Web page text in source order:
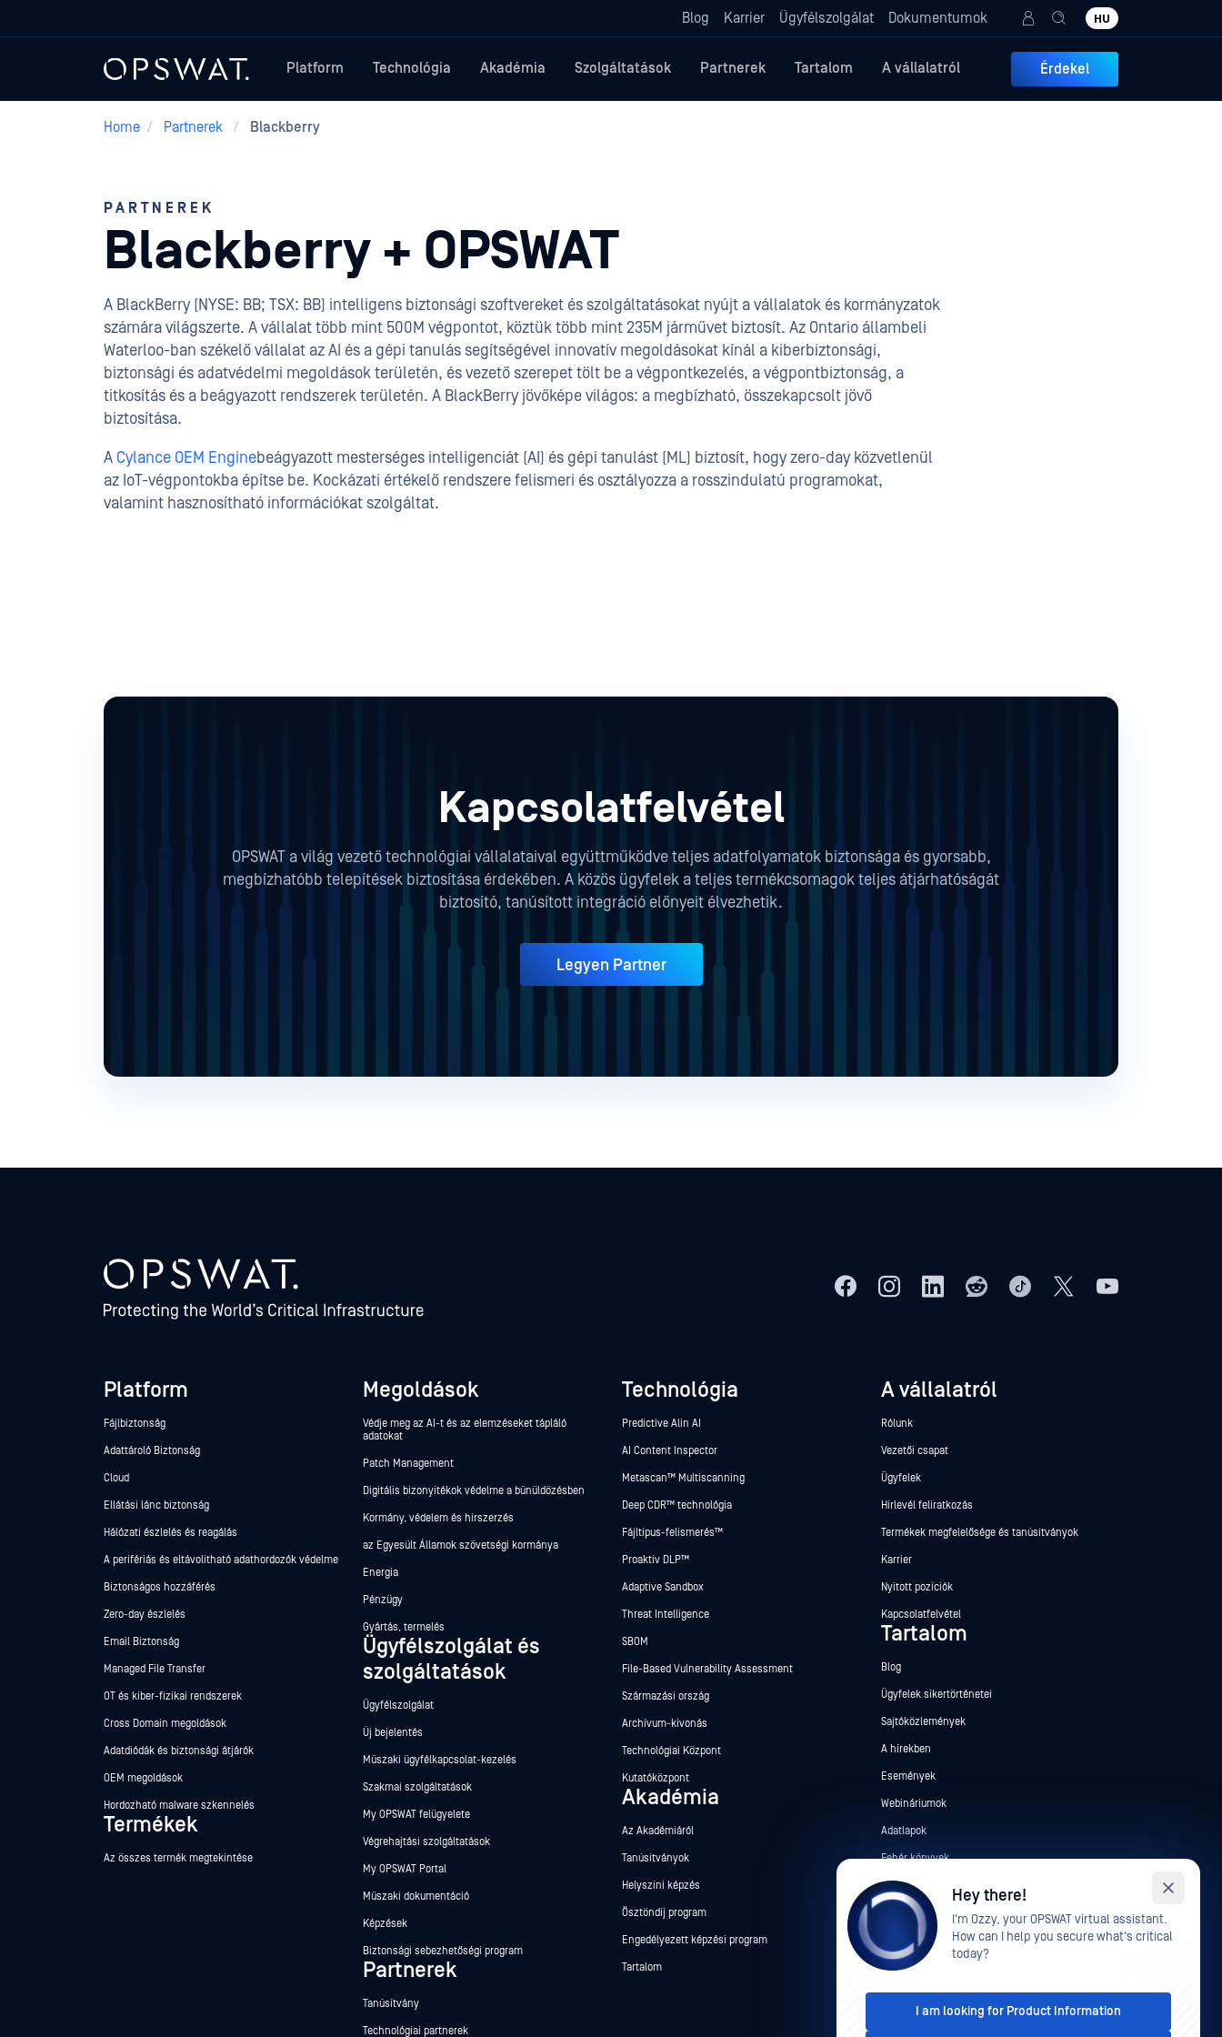
Blog Karrier Ügyfélszolgálat Dokumentumok HU
Platform Technológia Akadémia Szolgáltatások Partnerek Tartalom A vállalatról Érdekel
Home / Partnerek / Blackberry
PARTNEREK
Blackberry + OPSWAT
A BlackBerry (NYSE: BB; TSX: BB) intelligens biztonsági szoftvereket és szolgáltatásokat nyújt a vállalatok és kormányzatok
számára világszerte. A vállalat több mint 500M végpontot, köztük több mint 235M járművet biztosít. Az Ontario állambeli
Waterloo-ban székelő vállalat az AI és a gépi tanulás segítségével innovatív megoldásokat kínál a kiberbiztonsági,
biztonsági és adatvédelmi megoldások területén, és vezető szerepet tölt be a végpontkezelés, a végpontbiztonság, a
titkosítás és a beágyazott rendszerek területén. A BlackBerry jövőképe világos: a megbízható, összekapcsolt jövő
biztosítása.
A Cylance OEM Enginebeágyazott mesterséges intelligenciát (AI) és gépi tanulást (ML) biztosít, hogy zero-day közvetlenül
az IoT-végpontokba építse be. Kockázati értékelő rendszere felismeri és osztályozza a rosszindulatú programokat,
valamint hasznosítható információkat szolgáltat.
Kapcsolatfelvétel
OPSWAT a világ vezető technológiai vállalataival együttműködve teljes adatfolyamatok biztonsága és gyorsabb,
megbízhatóbb telepítések biztosítása érdekében. A közös ügyfelek a teljes termékcsomagok teljes átjárhatóságát
biztosító, tanúsított integráció előnyeit élvezhetik.
Legyen Partner
Platform
Fájlbiztonság
Adattároló Biztonság
Cloud
Ellátási lánc biztonság
Hálózati észlelés és reagálás
A perifériás és eltávolítható adathordozók védelme
Biztonságos hozzáférés
Zero-day észlelés
Email Biztonság
Managed File Transfer
OT és kiber-fizikai rendszerek
Cross Domain megoldások
Adatdiódák és biztonsági átjárók
OEM megoldások
Hordozható malware szkennelés
Termékek
Az összes termék megtekintése
Megoldások
Védje meg az AI-t és az elemzéseket tápláló
adatokat
Patch Management
Digitális bizonyítékok védelme a bűnüldözésben
Kormány, védelem és hírszerzés
az Egyesült Államok szövetségi kormánya
Energia
Pénzügy
Gyártás, termelés
Ügyfélszolgálat és
szolgáltatások
Ügyfélszolgálat
Új bejelentés
Műszaki ügyfélkapcsolat-kezelés
Szakmai szolgáltatások
My OPSWAT felügyelete
Végrehajtási szolgáltatások
My OPSWAT Portal
Műszaki dokumentáció
Képzések
Biztonsági sebezhetőségi program
Partnerek
Tanúsítvány
Technológiai partnerek
Technológia
Predictive Alin AI
AI Content Inspector
Metascan™ Multiscanning
Deep CDR™ technológia
Fájltípus-felismerés™
Proaktív DLP™
Adaptive Sandbox
Threat Intelligence
SBOM
File-Based Vulnerability Assessment
Származási ország
Archívum-kivonás
Technológiai Központ
Kutatóközpont
Akadémia
Az Akadémiáról
Tanúsítványok
Helyszíni képzés
Ösztöndíj program
Engedélyezett képzési program
Tartalom
A vállalatról
Rólunk
Vezetői csapat
Ügyfelek
Hírlevél feliratkozás
Termékek megfelelősége és tanúsítványok
Karrier
Nyitott pozíciók
Kapcsolatfelvétel
Tartalom
Blog
Ügyfelek sikertörténetei
Sajtóközlemények
A hírekben
Események
Webináriumok
Adatlapok
Fehér könyvek
Ingyenes eszközök
Hey there!
I'm Ozzy, your OPSWAT virtual assistant.
How can I help you secure what's critical
today?
I am looking for Product Information